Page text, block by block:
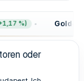
%) Gold
oder